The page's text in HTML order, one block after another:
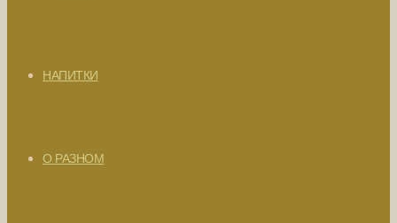
НАПИТКИ
О РАЗНОМ